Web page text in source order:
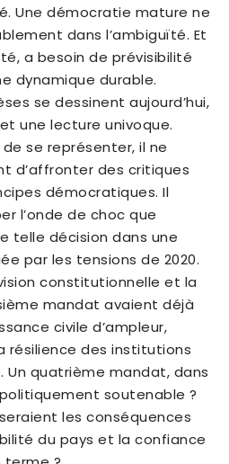
Une démocratie mature ne
dans l’ambiguïté. Et
a besoin de prévisibilité
dynamique durable.
se dessinent aujourd’hui,
une lecture univoque.
se représenter, il ne
d’affronter des critiques
démocratiques. Il
l’onde de choc que
telle décision dans une
par les tensions de 2020.
constitutionnelle et la
mandat avaient déjà
civile d’ampleur,
résilience des institutions
Un quatrième mandat, dans
soutenable ?
les conséquences
du pays et la confiance